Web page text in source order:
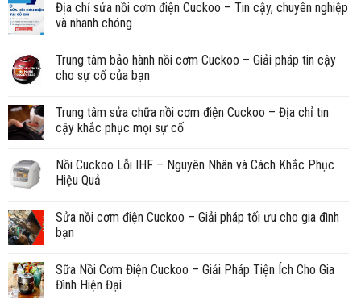
Địa chỉ sửa nồi cơm điện Cuckoo – Tin cậy, chuyên nghiệp
và nhanh chóng
Trung tâm bảo hành nồi cơm Cuckoo – Giải pháp tin cậy
cho sự cố của bạn
Trung tâm sửa chữa nồi cơm điện Cuckoo – Địa chỉ tin
cậy khắc phục mọi sự cố
Nồi Cuckoo Lỗi IHF – Nguyên Nhân và Cách Khắc Phục
Hiệu Quả
Sửa nồi cơm điện Cuckoo – Giải pháp tối ưu cho gia đình
bạn
Sữa Nồi Cơm Điện Cuckoo – Giải Pháp Tiện Ích Cho Gia
Đình Hiện Đại